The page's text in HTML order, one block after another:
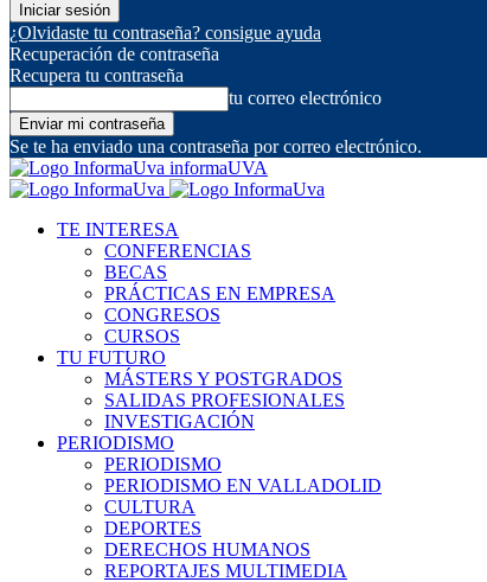
¿Olvidaste tu contraseña? consigue ayuda
Recuperación de contraseña
Recupera tu contraseña
tu correo electrónico
Se te ha enviado una contraseña por correo electrónico.
informaUVA
TE INTERESA
CONFERENCIAS
BECAS
PRÁCTICAS EN EMPRESA
CONGRESOS
CURSOS
TU FUTURO
MÁSTERS Y POSTGRADOS
SALIDAS PROFESIONALES
INVESTIGACIÓN
PERIODISMO
PERIODISMO
PERIODISMO EN VALLADOLID
CULTURA
DEPORTES
DERECHOS HUMANOS
REPORTAJES MULTIMEDIA